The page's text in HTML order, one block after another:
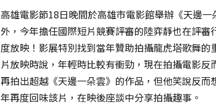
高雄電影節18日晚間於高雄市電影館舉辦《天邊
外，今年擔任國際短片競賽評審的陸弈靜也在評
度放映！影展特別找到當年贊助拍攝龍虎塔歌舞
片放映時說，年輕時比較有衝勁，現在拍攝電影
再拍出超越《天邊一朵雲》的作品，但他笑說反
年再度回味該片，在映後座談中分享拍攝趣事。